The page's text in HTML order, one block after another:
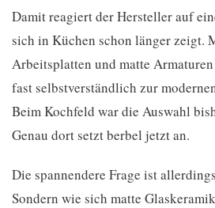
Damit reagiert der Hersteller auf
sich in Küchen schon länger zeigt.
Arbeitsplatten und matte
fast selbstverständlich zur
Beim Kochfeld war die Auswahl
Genau dort setzt berbel jetzt an.
Die spannendere Frage ist
Sondern wie sich matte